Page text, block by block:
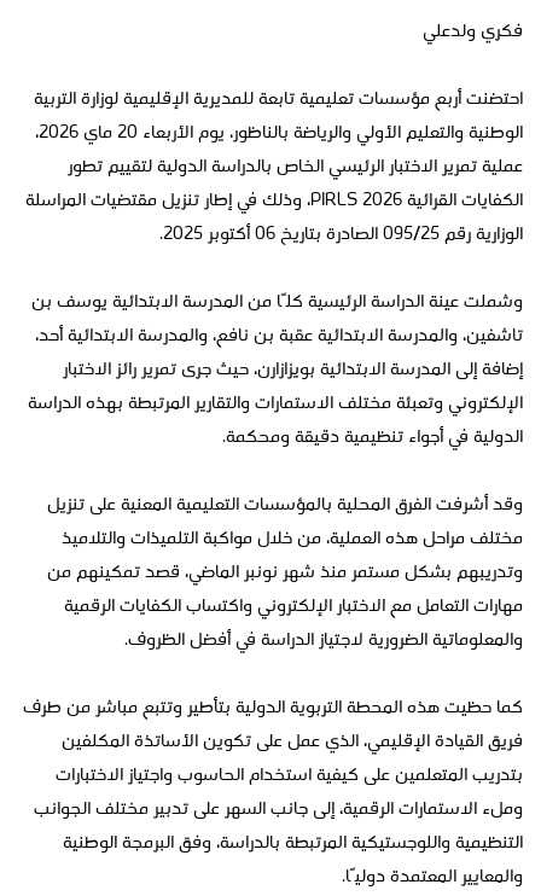
فكري ولدعلي
احتضنت أربع مؤسسات تعليمية تابعة للمديرية الإقليمية لوزارة التربية
الوطنية والتعليم الأولي والرياضة بالناظور، يوم الأربعاء 20 ماي 2026،
عملية تمرير الاختبار الرئيسي الخاص بالدراسة الدولية لتقييم تطور
الكفايات القرائية PIRLS 2026، وذلك في إطار تنزيل مقتضيات المراسلة
الوزارية رقم 095/25 الصادرة بتاريخ 06 أكتوبر 2025.
وشملت عينة الدراسة الرئيسية كلًا من المدرسة الابتدائية يوسف بن
تاشفين، والمدرسة الابتدائية عقبة بن نافع، والمدرسة الابتدائية أحد،
إضافة إلى المدرسة الابتدائية بويزازارن، حيث جرى تمرير رائز الاختبار
الإلكتروني وتعبئة مختلف الاستمارات والتقارير المرتبطة بهذه الدراسة
الدولية في أجواء تنظيمية دقيقة ومحكمة.
وقد أشرفت الفرق المحلية بالمؤسسات التعليمية المعنية على تنزيل
مختلف مراحل هذه العملية، من خلال مواكبة التلميذات والتلاميذ
وتدريبهم بشكل مستمر منذ شهر نونبر الماضي، قصد تمكينهم من
مهارات التعامل مع الاختبار الإلكتروني واكتساب الكفايات الرقمية
والمعلوماتية الضرورية لاجتياز الدراسة في أفضل الظروف.
كما حظيت هذه المحطة التربوية الدولية بتأطير وتتبع مباشر من طرف
فريق القيادة الإقليمي، الذي عمل على تكوين الأساتذة المكلفين
بتدريب المتعلمين على كيفية استخدام الحاسوب واجتياز الاختبارات
وملء الاستمارات الرقمية، إلى جانب السهر على تدبير مختلف الجوانب
التنظيمية واللوجستيكية المرتبطة بالدراسة، وفق البرمجة الوطنية
والمعايير المعتمدة دوليًا.